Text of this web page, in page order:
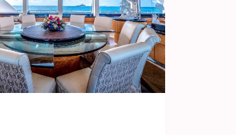
und Funktional
Website verwendet eigene Cookies, um
zu verbessern. Wenn Sie weiter surfen,
hat die Möglichkeit, seinen Browser zu
dass er auf seiner Festplatte installiert wird,
zu Schwierigkeiten beim Navigieren auf der